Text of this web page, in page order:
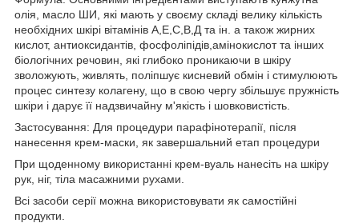
олія, масло ШИ, які мають у своєму складі велику кількість
необхідних шкірі вітамінів А,Е,С,В,Д та ін. а також жирних
кислот, антиоксидантів, фосфоліпідів,амінокислот та інших
біологічних речовин, які глибоко проникаючи в шкіру
зволожують, живлять, поліпшує кисневий обмін і стимулюють
процес синтезу колагену, що в свою чергу збільшує пружність
шкіри і дарує її надзвичайну м'якість і шовковистість.
Застосування: Для процедури парафінотерапії, після
нанесення крем-маски, як завершальний етап процедури
При щоденному використанні крем-вуаль нанесіть на шкіру
рук, ніг, тіла масажними рухами.
Всі засоби серії можна використовувати як самостійні
продукти.